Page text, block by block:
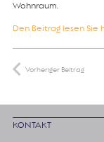
Wohnraum.
Den Beitrag lesen Sie
Vorheriger Beitrag
KONTAKT